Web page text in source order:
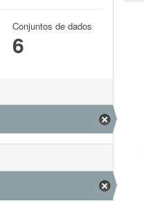
Conjuntos de dados
6